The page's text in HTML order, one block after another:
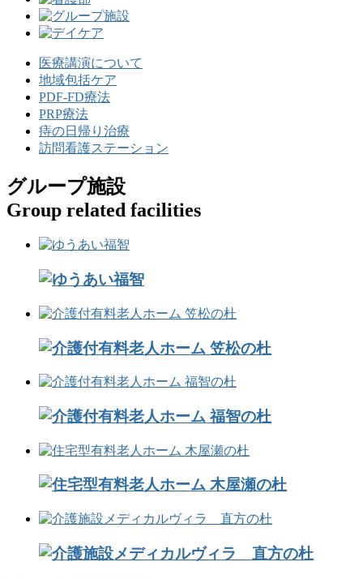
医療講演について
地域包括ケア
PDF-FD療法
PRP療法
痔の日帰り治療
訪問看護ステーション
グループ施設
Group related facilities